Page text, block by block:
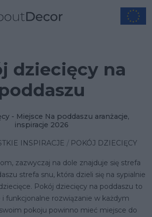
dziecięcy na
- Miejsce Na poddaszu aranżacje,
inspiracje 2026
INSPIRACJE POKÓJ DZIECIĘCY
zazwyczaj na dole znajduje się strefa
strefa snu, która dzieli się na sypialnie
Pokój dziecięcy na poddaszu to
funkcjonalne rozwiązanie w każdym
pokoju powinno mieć miejsce do